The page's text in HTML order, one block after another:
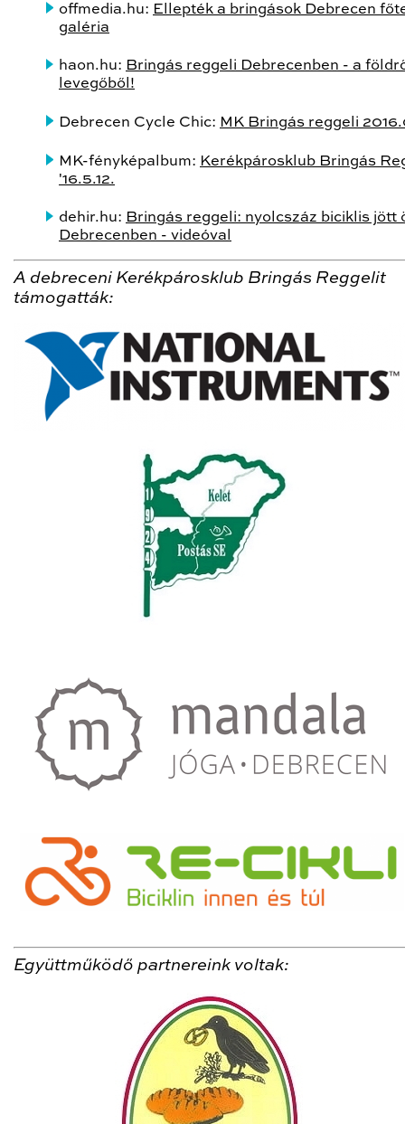
offmedia.hu: Ellepték a bringások Debrecen
galéria
haon.hu: Bringás reggeli Debrecenben - a
levegőből!
Debrecen Cycle Chic: MK Bringás reggeli
MK-fényképalbum: Kerékpárosklub Bringás
'16.5.12.
dehir.hu: Bringás reggeli: nyolcszáz biciklis jött
Debrecenben - videóval
A debreceni Kerékpárosklub Bringás Reggelit
támogatták:
Együttműködő partnereink voltak: